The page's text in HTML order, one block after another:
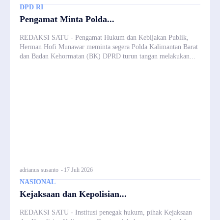
DPD RI
Pengamat Minta Polda...
REDAKSI SATU - Pengamat Hukum dan Kebijakan Publik,
Herman Hofi Munawar meminta segera Polda Kalimantan Barat
dan Badan Kehormatan (BK) DPRD turun tangan melakukan...
adrianus susanto - 17 Juli 2026
NASIONAL
Kejaksaan dan Kepolisian...
REDAKSI SATU - Institusi penegak hukum, pihak Kejaksaan